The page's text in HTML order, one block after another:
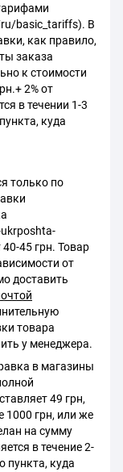
basic_tariffs). В
как правило,
заказа
к стоимости
2% от
в течении 1-3
куда
только по
45 грн. Товар
от
доставить
товара
у менеджера.
в магазины
49 грн,
1000 грн, или же
на сумму
в течение 2-
пункта, куда